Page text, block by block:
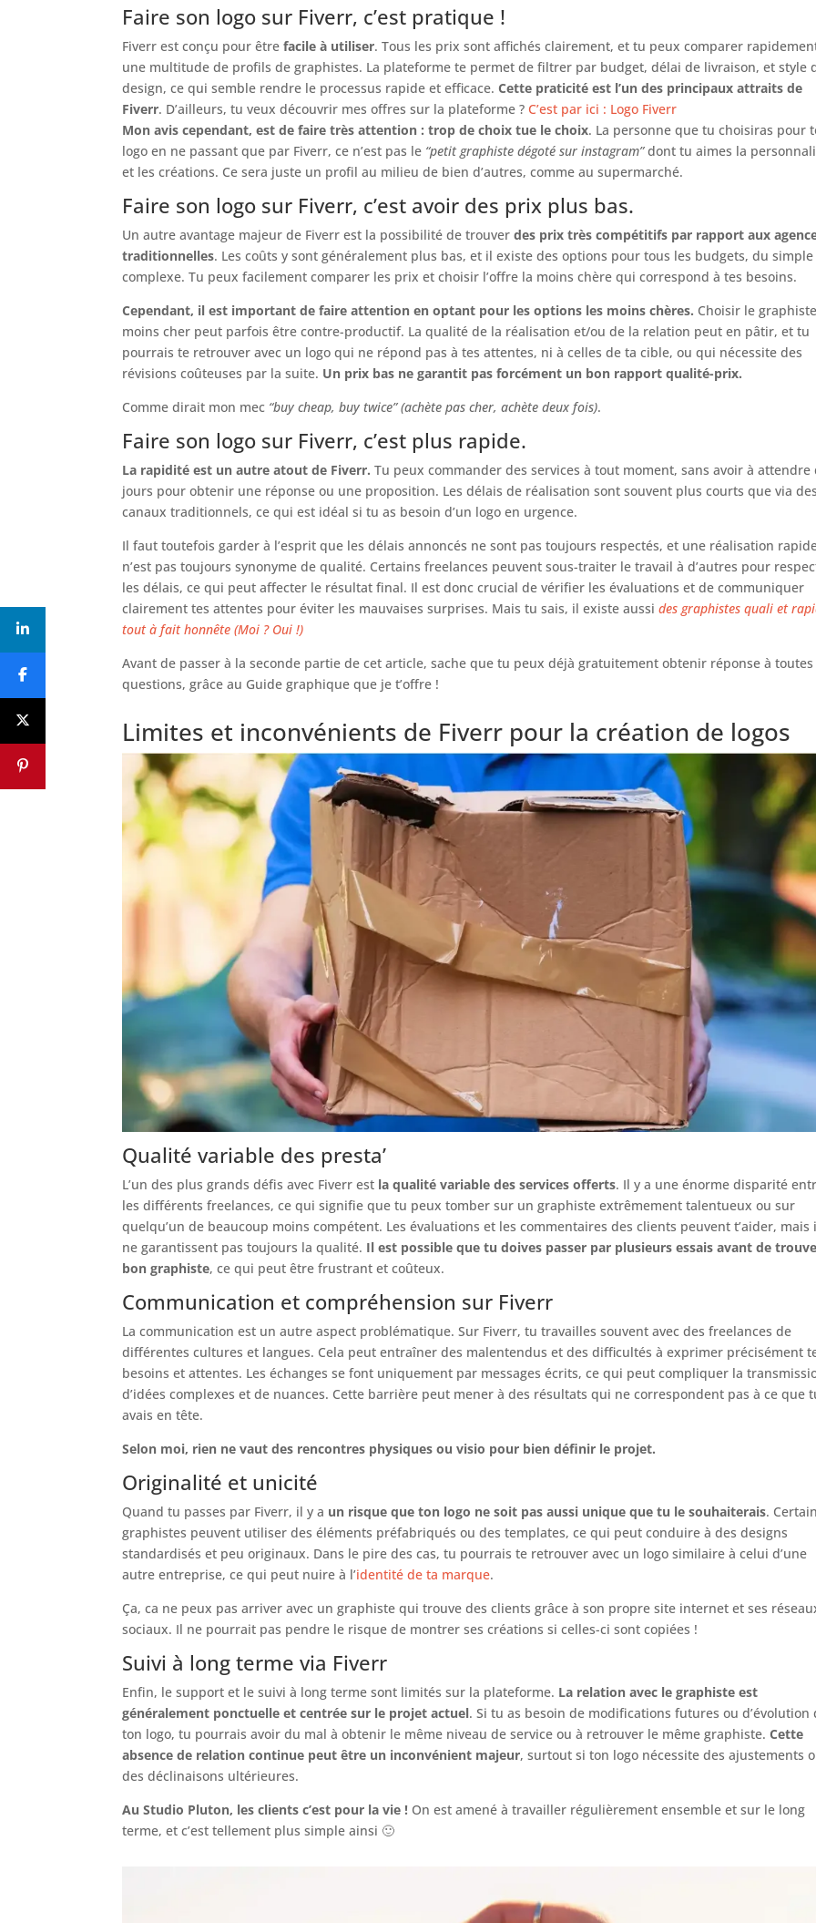
Faire son logo sur Fiverr, c’est pratique !
Fiverr est conçu pour êtrefacile à utiliser. Tous les prix sont affichés clairement, et tu peux comparer
une multitude de profils de graphistes. La plateforme te permet de filtrer par budget, délai de livraison, et style
design, ce qui semble rendre le processus rapide et efficace.Cette praticité est l’un des principaux attraits de
Fiverr. D’ailleurs, tu veux découvrir mes offres sur la plateforme ?C’est par ici : Logo Fiverr
Mon avis cependant, est de faire très attention : trop de choix tue le choix. La personne que tu choisiras pour
logo en ne passant que par Fiverr, ce n’est pas le “petit graphiste dégoté sur instagram”dont tu aimes la
et les créations. Ce sera juste un profil au milieu de bien d’autres, comme au supermarché.
Faire son logo sur Fiverr, c’est avoir des prix plus bas.
Un autre avantage majeur de Fiverr est la possibilité de trouverdes prix très compétitifs par rapport aux
traditionnelles. Les coûts y sont généralement plus bas, et il existe des options pour tous les budgets, du
complexe. Tu peux facilement comparer les prix et choisir l’offre la moins chère qui correspond à tes besoins.
Cependant, il est important de faire attention en optant pour les options les moins chères. Choisir le
moins cher peut parfois être contre-productif. La qualité de la réalisation et/ou de la relation peut en pâtir, et tu
pourrais te retrouver avec un logo qui ne répond pas à tes attentes, ni à celles de ta cible, ou qui nécessite des
révisions coûteuses par la suite. Un prix bas ne garantit pas forcément un bon rapport qualité-prix.
Comme dirait mon mec “buy cheap, buy twice” (achète pas cher, achète deux fois).
Faire son logo sur Fiverr, c’est plus rapide.
La rapidité est un autre atout de Fiverr. Tu peux commander des services à tout moment, sans avoir à attendre
jours pour obtenir une réponse ou une proposition. Les délais de réalisation sont souvent plus courts que via
canaux traditionnels, ce qui est idéal si tu as besoin d’un logo en urgence.
Il faut toutefois garder à l’esprit que les délais annoncés ne sont pas toujours respectés, et une réalisation
n’est pas toujours synonyme de qualité. Certains freelances peuvent sous-traiter le travail à d’autres pour
les délais, ce qui peut affecter le résultat final. Il est donc crucial de vérifier les évaluations et de communiquer
clairement tes attentes pour éviter les mauvaises surprises. Mais tu sais, il existe aussides graphistes quali et
tout à fait honnête (Moi ? Oui !)
Avant de passer à la seconde partie de cet article, sache que tu peux déjà gratuitement obtenir réponse à
questions, grâce au Guide graphique que je t’offre !
Limites et inconvénients de Fiverr pour la création de logos
Qualité variable des presta’
L’un des plus grands défis avec Fiverr est la qualité variable des services offerts. Il y a une énorme disparité
les différents freelances, ce qui signifie que tu peux tomber sur un graphiste extrêmement talentueux ou sur
quelqu’un de beaucoup moins compétent. Les évaluations et les commentaires des clients peuvent t’aider, mais
ne garantissent pas toujours la qualité. Il est possible que tu doives passer par plusieurs essais avant de
bon graphiste, ce qui peut être frustrant et coûteux.
Communication et compréhension sur Fiverr
La communication est un autre aspect problématique. Sur Fiverr, tu travailles souvent avec des freelances de
différentes cultures et langues. Cela peut entraîner des malentendus et des difficultés à exprimer précisément
besoins et attentes. Les échanges se font uniquement par messages écrits, ce qui peut compliquer la
d’idées complexes et de nuances. Cette barrière peut mener à des résultats qui ne correspondent pas à ce que
avais en tête.
Selon moi, rien ne vaut des rencontres physiques ou visio pour bien définir le projet.
Originalité et unicité
Quand tu passes par Fiverr, il y a un risque que ton logo ne soit pas aussi unique que tu le souhaiterais.
graphistes peuvent utiliser des éléments préfabriqués ou des templates, ce qui peut conduire à des designs
standardisés et peu originaux. Dans le pire des cas, tu pourrais te retrouver avec un logo similaire à celui d’une
autre entreprise, ce qui peut nuire à l’identité de ta marque.
Ça, ca ne peux pas arriver avec un graphiste qui trouve des clients grâce à son propre site internet et ses
sociaux. Il ne pourrait pas pendre le risque de montrer ses créations si celles-ci sont copiées !
Suivi à long terme via Fiverr
Enfin, le support et le suivi à long terme sont limités sur la plateforme. La relation avec le graphiste est
généralement ponctuelle et centrée sur le projet actuel. Si tu as besoin de modifications futures ou d’évolution
ton logo, tu pourrais avoir du mal à obtenir le même niveau de service ou à retrouver le même graphiste.Cette
absence de relation continue peut être un inconvénient majeur, surtout si ton logo nécessite des ajustements
des déclinaisons ultérieures.
Au Studio Pluton, les clients c’est pour la vie ! On est amené à travailler régulièrement ensemble et sur le long
terme, et c’est tellement plus simple ainsi 🙂